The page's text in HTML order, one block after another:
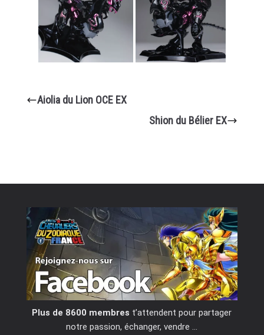
Aiolia du Lion OCE EX
Shion du Bélier EX
Plus de 8600 membres t’attendent pour partager
notre passion, échanger, vendre …